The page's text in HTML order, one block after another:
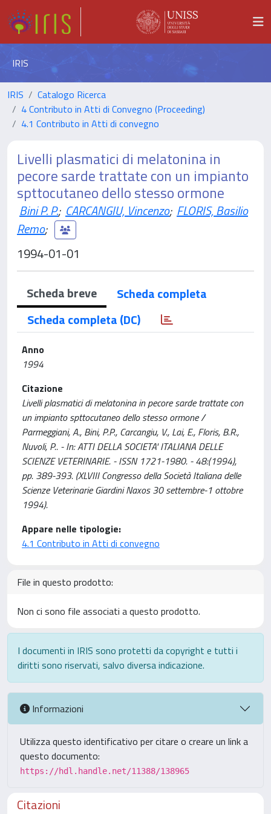
IRIS
IRIS
Catalogo Ricerca
4 Contributo in Atti di Convegno (Proceeding)
4.1 Contributo in Atti di convegno
Livelli plasmatici di melatonina in
pecore sarde trattate con un impianto
spttocutaneo dello stesso ormone
Bini P. P.; CARCANGIU, Vincenzo; FLORIS, Basilio
Remo;
1994-01-01
Scheda breve
Scheda completa
Scheda completa (DC)
Anno
1994
Citazione
Livelli plasmatici di melatonina in pecore sarde trattate con
un impianto spttocutaneo dello stesso ormone /
Parmeggiani, A., Bini, P.P., Carcangiu, V., Lai, E., Floris, B.R.,
Nuvoli, P.. - In: ATTI DELLA SOCIETA' ITALIANA DELLE
SCIENZE VETERINARIE. - ISSN 1721-1980. - 48:(1994),
pp. 389-393. (XLVIII Congresso della Società Italiana delle
Scienze Veterinarie Giardini Naxos 30 settembre-1 ottobre
1994).
Appare nelle tipologie:
4.1 Contributo in Atti di convegno
File in questo prodotto:
Non ci sono file associati a questo prodotto.
I documenti in IRIS sono protetti da copyright e tutti i
diritti sono riservati, salvo diversa indicazione.
Informazioni
Utilizza questo identificativo per citare o creare un link a
questo documento:
https://hdl.handle.net/11388/138965
Citazioni